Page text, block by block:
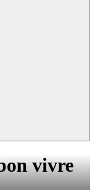
vivre